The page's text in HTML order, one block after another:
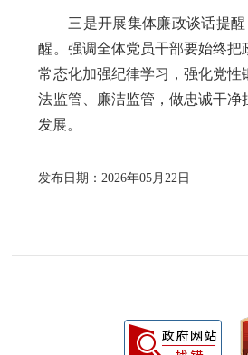
三是开展集体廉政谈话提醒
醒。强调全体党员干部要始终
常态化加强纪律学习，强化党
法监管、廉洁监管，做忠诚干
发展。
发布日期：2026年05月22日